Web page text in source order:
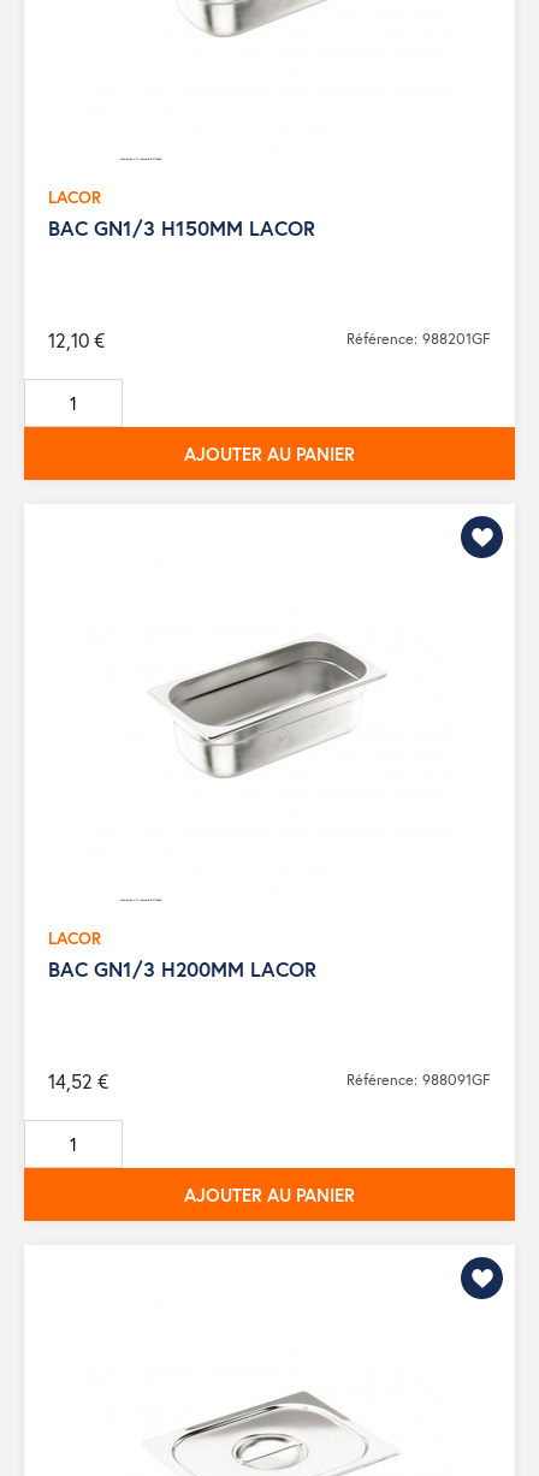
LACOR
BAC GN1/3 H150MM LACOR
12,10 € Référence: 988201GF
AJOUTER AU PANIER
LACOR
BAC GN1/3 H200MM LACOR
14,52 € Référence: 988091GF
AJOUTER AU PANIER